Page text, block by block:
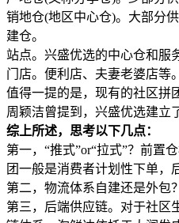
销地仓(地区中心仓)。大部分
建仓。
站点。兴盛优选的中心仓和服
门店。便利店、夫妻老婆店等。
值得一提的是，现有的社区拼
周颖洁曾提到，兴盛优选建立
综上所述，思考以下几点：
第一，“推式”or“拉式”？前置
团一般是消费者计划性下单，
第二，物流体系自建还是外包
第三，后端供应链。对于社区